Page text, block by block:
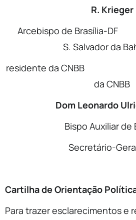
R. Krieger
Arcebispo de Brasília-
S. Salvador da
residente da CNBB
da CNBB
Dom Leonardo
Bispo Auxiliar de
Secretário-Geral
Cartilha de Orientação
Para trazer esclarecimentos e